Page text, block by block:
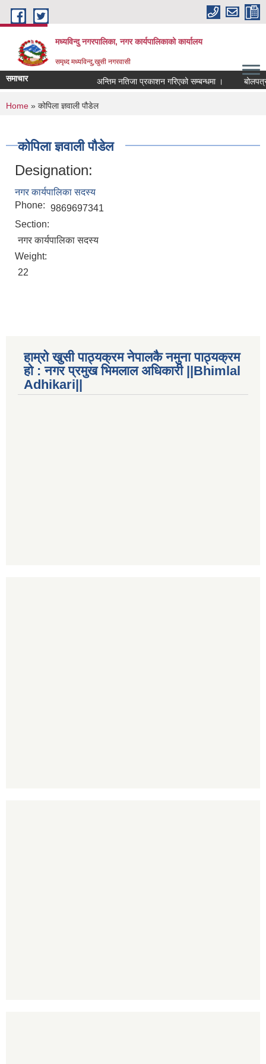
Skip to main content
मध्यविन्दु नगरपालिका, नगर कार्यपालिकाको कार्यालय
समृध्द मध्यविन्दु,खुसी नगरवासी
समाचार अन्तिम नतिजा प्रकाशन गरिएको सम्बन्धमा । बोलपत्र
You are here
Home » कोपिला ज्ञवाली पौडेल
कोपिला ज्ञवाली पौडेल
Designation:
नगर कार्यपालिका सदस्य
Phone: 9869697341
Section:
नगर कार्यपालिका सदस्य
Weight:
22
हाम्रो खुसी पाठ्यक्रम नेपालकै नमुना पाठ्यक्रम
हो : नगर प्रमुख भिमलाल अधिकारी ||Bhimlal
Adhikari||